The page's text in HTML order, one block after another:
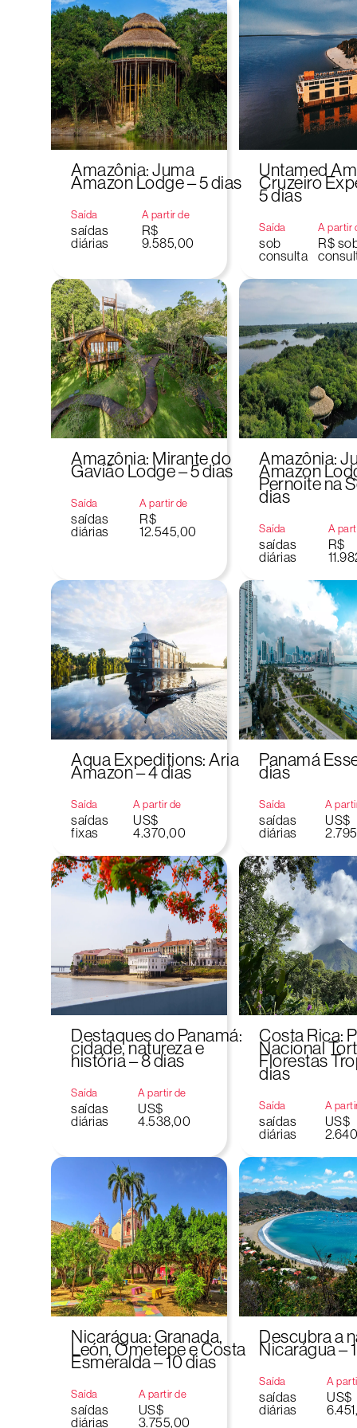
Amazônia: Juma
Amazon Lodge – 5 dias
Saída
saídas
diárias
A partir de
R$
9.585,00
Untamed
Cruzeiro
5 dias
Saída
sob
consulta
A partir
R$
Amazônia: Mirante do
Gavião Lodge – 5 dias
Saída
saídas
diárias
A partir de
R$
12.545,00
Amazônia:
Amazon
Pernoite na
dias
Saída
saídas
diárias
A
R$
Aqua Expeditions: Aria
Amazon – 4 dias
Saída
saídas
fixas
A partir de
US$
4.370,00
Panamá
dias
Saída
saídas
diárias
A
US$
Destaques do Panamá:
cidade, natureza e
história – 8 dias
Saída
saídas
diárias
A partir de
US$
4.538,00
Costa Rica:
Nacional
Florestas
dias
Saída
saídas
diárias
A
US$
Nicarágua: Granada,
León, Ometepe e Costa
Esmeralda – 10 dias
Saída
saídas
diárias
A partir de
US$
3.755,00
Descubra a
Nicarágua –
Saída
saídas
diárias
A
US$